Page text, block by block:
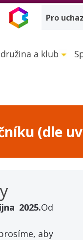
Pro
a klub
(dle
2025.Od
aby